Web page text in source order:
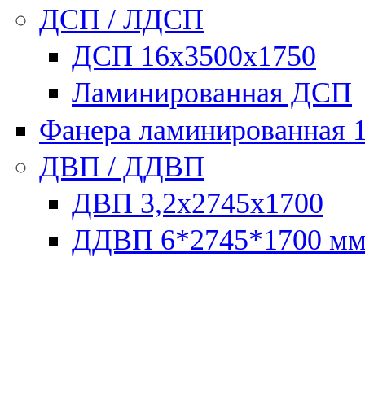
ДСП / ЛДСП
ДСП 16х3500х1750
Ламинированная ДСП
Фанера ламинированная
ДВП / ДДВП
ДВП 3,2х2745х1700
ДДВП 6*2745*1700